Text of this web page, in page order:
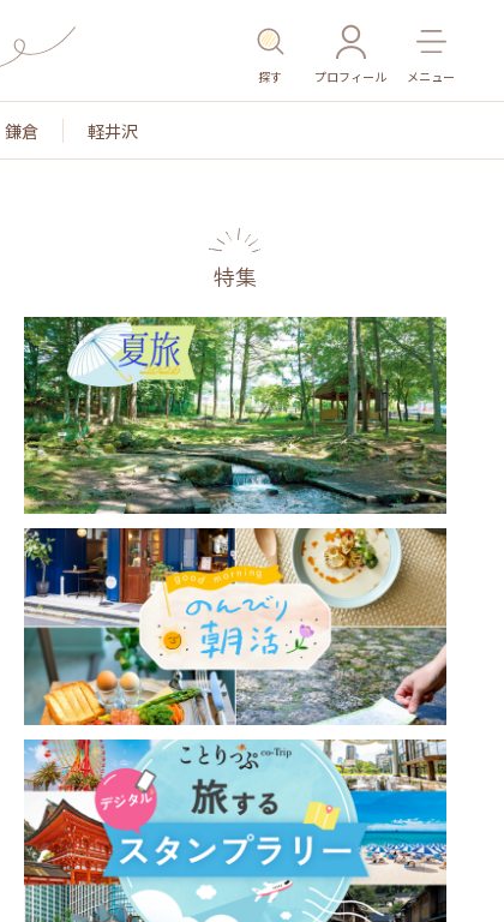
探す プロフィール メニュー
鎌倉 軽井沢
名所・旧跡 温泉・スパ その他施設 ごはん
特集